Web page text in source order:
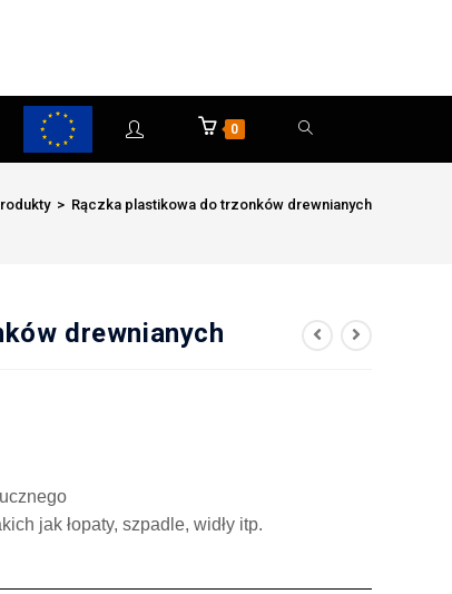
0
> Rączka plastikowa do trzonków drewnianych
drewnianych
jak łopaty, szpadle, widły itp.